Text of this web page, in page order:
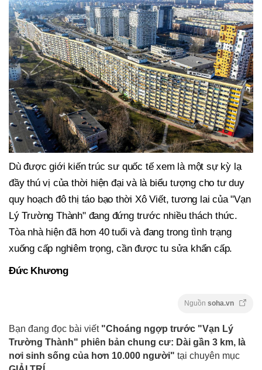
Dù được giới kiến trúc sư quốc tế xem là một sự kỳ lạ
đầy thú vị của thời hiện đại và là biểu tượng cho tư duy
quy hoạch đô thị táo bạo thời Xô Viết, tương lai của "Vạn
Lý Trường Thành" đang đứng trước nhiều thách thức.
Tòa nhà hiện đã hơn 40 tuổi và đang trong tình trạng
xuống cấp nghiêm trọng, cần được tu sửa khẩn cấp.
Đức Khương
Nguồn soha.vn
Bạn đang đọc bài viết "Choáng ngợp trước "Vạn Lý
Trường Thành" phiên bản chung cư: Dài gần 3 km, là
nơi sinh sống của hơn 10.000 người" tại chuyên mục